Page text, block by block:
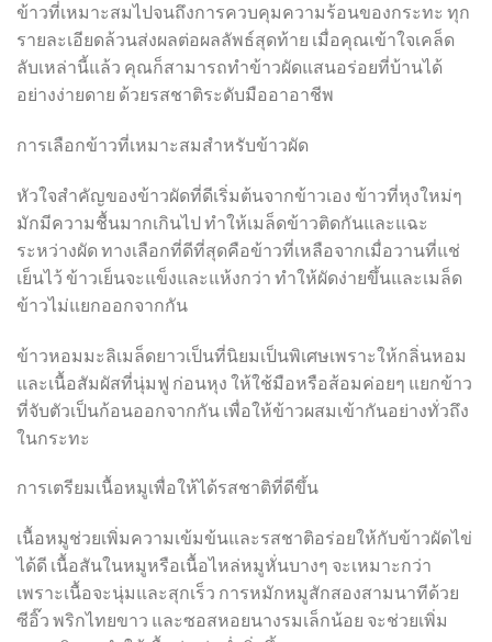
ข้าวที่เหมาะสมไปจนถึงการควบคุมความร้อนของกระทะ ทุก
รายละเอียดล้วนส่งผลต่อผลลัพธ์สุดท้าย เมื่อคุณเข้าใจเคล็ด
ลับเหล่านี้แล้ว คุณก็สามารถทำข้าวผัดแสนอร่อยที่บ้านได้
อย่างง่ายดาย ด้วยรสชาติระดับมืออาอาชีพ
การเลือกข้าวที่เหมาะสมสำหรับข้าวผัด
หัวใจสำคัญของข้าวผัดที่ดีเริ่มต้นจากข้าวเอง ข้าวที่หุงใหม่ๆ
มักมีความชื้นมากเกินไป ทำให้เมล็ดข้าวติดกันและแฉะ
ระหว่างผัด ทางเลือกที่ดีที่สุดคือข้าวที่เหลือจากเมื่อวานที่แช่
เย็นไว้ ข้าวเย็นจะแข็งและแห้งกว่า ทำให้ผัดง่ายขึ้นและเมล็ด
ข้าวไม่แยกออกจากกัน
ข้าวหอมมะลิเมล็ดยาวเป็นที่นิยมเป็นพิเศษเพราะให้กลิ่นหอม
และเนื้อสัมผัสที่นุ่มฟู ก่อนหุง ให้ใช้มือหรือส้อมค่อยๆ แยกข้าว
ที่จับตัวเป็นก้อนออกจากกัน เพื่อให้ข้าวผสมเข้ากันอย่างทั่วถึง
ในกระทะ
การเตรียมเนื้อหมูเพื่อให้ได้รสชาติที่ดีขึ้น
เนื้อหมูช่วยเพิ่มความเข้มข้นและรสชาติอร่อยให้กับข้าวผัดไข่
ได้ดี เนื้อสันในหมูหรือเนื้อไหล่หมูหั่นบางๆ จะเหมาะกว่า
เพราะเนื้อจะนุ่มและสุกเร็ว การหมักหมูสักสองสามนาทีด้วย
ซีอิ๊ว พริกไทยขาว และซอสหอยนางรมเล็กน้อย จะช่วยเพิ่ม